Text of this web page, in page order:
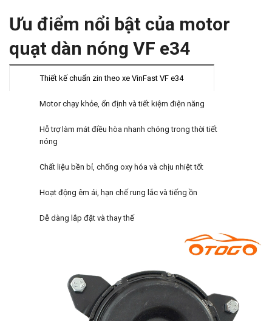
Ưu điểm nổi bật của motor
quạt dàn nóng VF e34
Thiết kế chuẩn zin theo xe VinFast VF e34
Motor chạy khỏe, ổn định và tiết kiệm điện năng
Hỗ trợ làm mát điều hòa nhanh chóng trong thời tiết
nóng
Chất liệu bền bỉ, chống oxy hóa và chịu nhiệt tốt
Hoạt động êm ái, hạn chế rung lắc và tiếng ồn
Dễ dàng lắp đặt và thay thế